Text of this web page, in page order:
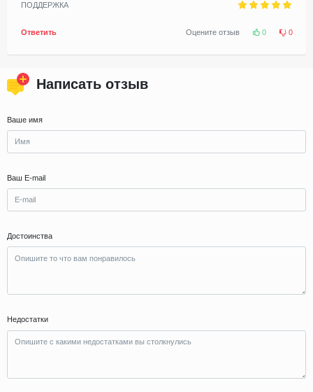
ПОДДЕРЖКА
Ответить Оцените отзыв 0 0
Написать отзыв
Ваше имя
Ваш E-mail
Достоинства
Недостатки